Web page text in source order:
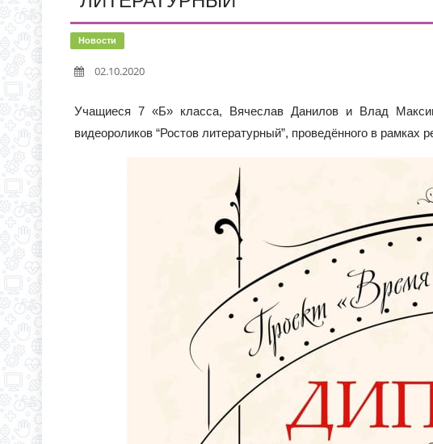
ИНФОРМАЦИЯ О ПРИЕМЕ В 10
Новости
02.10.2020
Учащиеся 7 «Б» класса, Вячеслав Данилов и Влад
видеороликов “Ростов литературный”, проведённого в рамках